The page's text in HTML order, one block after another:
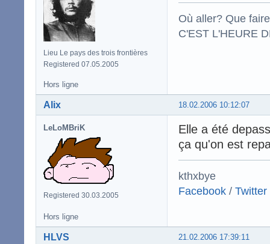
Lieu Le pays des trois frontières
Registered 07.05.2005
Où aller? Que
C'EST L'HEURE
Hors ligne
18.02.2006 10:12:07
Alix
LeLoMBriK
Registered 30.03.2005
Elle a été
ça qu'on est
kthxbye
Facebook / Twitter
Hors ligne
21.02.2006 17:39:11
HLVS